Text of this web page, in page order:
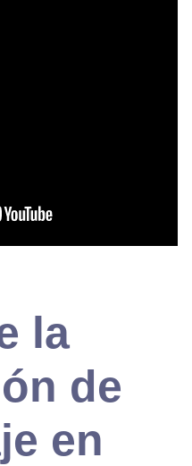
la
de
en